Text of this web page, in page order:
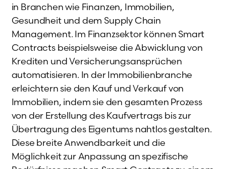
in Branchen wie Finanzen, Immobilien,
Gesundheit und dem Supply Chain
Management. Im Finanzsektor können Smart
Contracts beispielsweise die Abwicklung von
Krediten und Versicherungsansprüchen
automatisieren. In der Immobilienbranche
erleichtern sie den Kauf und Verkauf von
Immobilien, indem sie den gesamten Prozess
von der Erstellung des Kaufvertrags bis zur
Übertragung des Eigentums nahtlos gestalten.
Diese breite Anwendbarkeit und die
Möglichkeit zur Anpassung an spezifische